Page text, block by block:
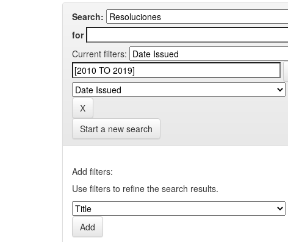
Search:
for
Current filters:
Start a new search
Add filters:
Use filters to refine the search results.